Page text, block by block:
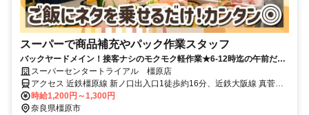
スーパーで商品補充やパック作業スタッフ
バックヤードメイン！接客ナシのモクモク軽作業★6-12時迄の午前だけ
×好きな曜日でOK★無理なく続けられて副業にもピッタリ★
スーパーセンタートライアル 橿原店
アクセス 近鉄橿原線 新ノ口出入口1徒歩約16分、近鉄大阪線 真菅徒
歩約18分、近鉄大阪線 大和八木北口徒歩約21分 近鉄「新ノ口駅」・
「真菅駅」から車で5分
時給1,200円～1,300円
奈良県橿原市